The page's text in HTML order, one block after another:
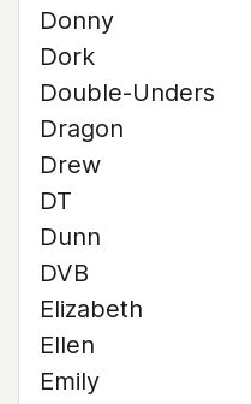
Donny
Dork
Double-Unders
Dragon
Drew
DT
Dunn
DVB
Elizabeth
Ellen
Emily